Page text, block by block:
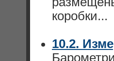
коробки...
10.2.